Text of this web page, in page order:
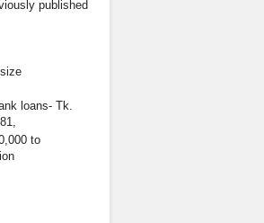
published
loans- Tk.
to